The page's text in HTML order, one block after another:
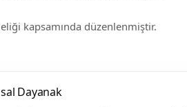
kapsamında düzenlenmiştir.
Dayanak